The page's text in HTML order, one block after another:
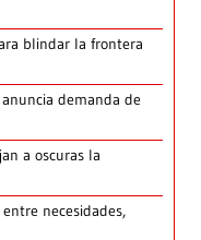
blindar la frontera
demanda de
a oscuras la
necesidades,